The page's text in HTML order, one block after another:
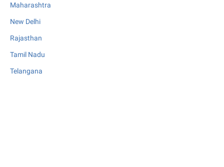
Maharashtra
New Delhi
Rajasthan
Tamil Nadu
Telangana